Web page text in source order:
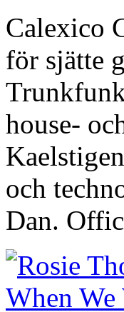
Calexico
för sjätte
house-
och
Dan.